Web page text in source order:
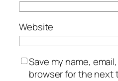
Website
Save my name,
browser for the next